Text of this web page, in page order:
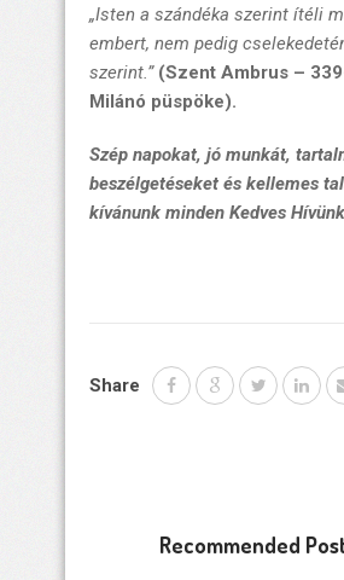
„Isten a szándéka szerint ítéli
embert, nem pedig
szerint.” (Szent Ambrus –
Milánó püspöke).
Szép napokat, jó munkát,
beszélgetéseket és kellemes
kívánunk minden Kedves
Share
Recommended